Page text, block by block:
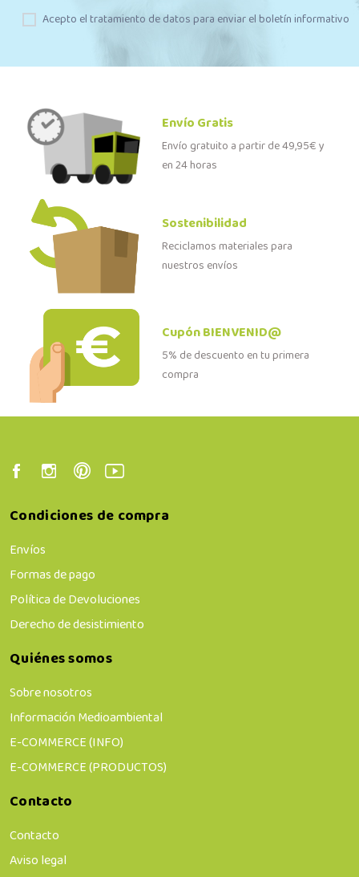
Acepto el tratamiento de datos para enviar el boletín informativo
Envío Gratis
Envío gratuito a partir de 49,95€ y
en 24 horas
Sostenibilidad
Reciclamos materiales para
nuestros envíos
Cupón BIENVENID@
5% de descuento en tu primera
compra
Condiciones de compra
Envíos
Formas de pago
Política de Devoluciones
Derecho de desistimiento
Quiénes somos
Sobre nosotros
Información Medioambiental
E-COMMERCE (INFO)
E-COMMERCE (PRODUCTOS)
Contacto
Contacto
Aviso legal